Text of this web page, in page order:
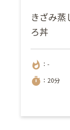
きざみ
ろ丼
whatshot ：-
timer ：20分